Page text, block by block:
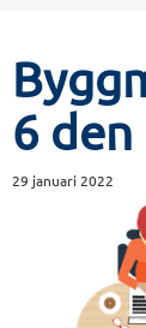
6
29 januari 2022